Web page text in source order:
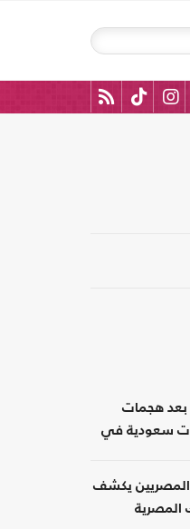
بعد هجمات
سعودية في
المصريين يكشف
المصرية